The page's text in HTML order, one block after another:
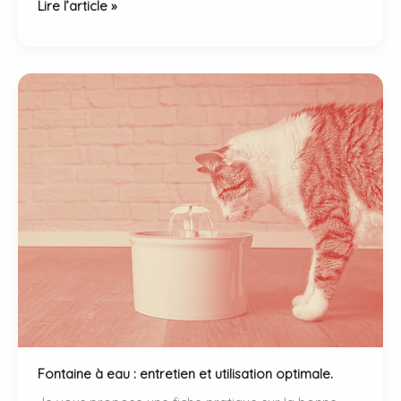
Odorat
comment
fonctionne
son
Lire l’article »
Fontaine à eau : entretien et utilisation optimale.